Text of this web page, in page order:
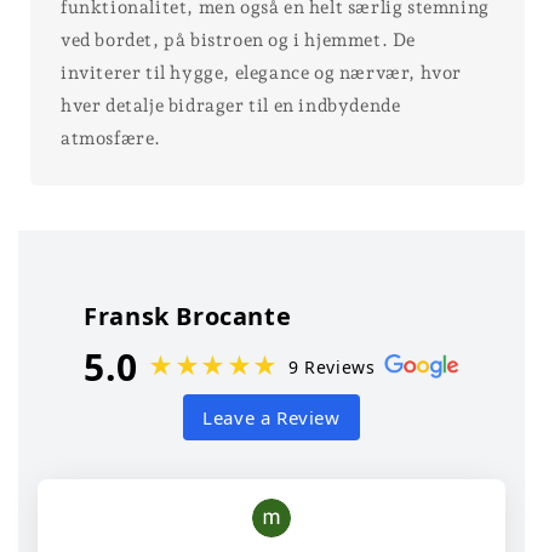
funktionalitet, men også en helt særlig stemning
ved bordet, på bistroen og i hjemmet. De
inviterer til hygge, elegance og nærvær, hvor
hver detalje bidrager til en indbydende
atmosfære.